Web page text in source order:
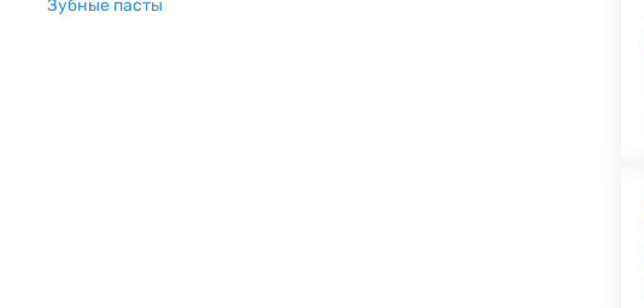
Зубные пасты